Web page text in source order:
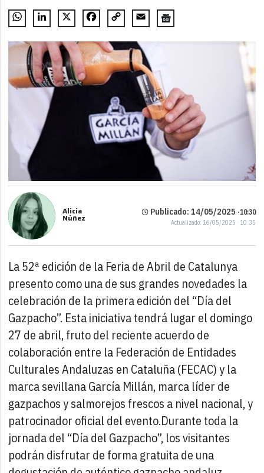
WhatsAppLinkedIn
X FacebookCopy
Email
Alicia
Núñez
Publicado: 14/05/2025 ·10:30
Actualizado: 16/05/2025 · 10:35
La 52ª edición de la Feria de Abril de Catalunya
presento como una de sus grandes novedades la
celebración de la primera edición del “Día del
Gazpacho”. Esta iniciativa tendrá lugar el domingo
27 de abril, fruto del reciente acuerdo de
colaboración entre la Federación de Entidades
Culturales Andaluzas en Cataluña (FECAC) y la
marca sevillana García Millán, marca líder de
gazpachos y salmorejos frescos a nivel nacional, y
patrocinador oficial del evento.Durante toda la
jornada del “Día del Gazpacho”, los visitantes
podrán disfrutar de forma gratuita de una